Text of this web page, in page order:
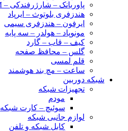
پاوربانک – شارژرفندکی – FMپلیر
هندزفری بلوتوث – ایرپاد
ایرفون – هندزفری سیمی
مونوپاد – هولدر – سه پایه
کیف – قاب – گارد
گلس – محافظ صفحه
قلم لمسی
ساعت – مچ بند هوشمند
شبکه دوربین
تجهیزات شبکه
مودم
سوئیچ – کارت شبکه
لوازم جانبی شبکه
کابل شبکه و تلفن